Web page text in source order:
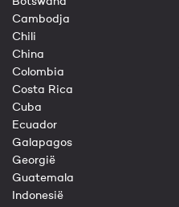
Cambodja
Chili
China
Colombia
Costa Rica
Cuba
Ecuador
Galapagos
Georgië
Guatemala
Indonesië